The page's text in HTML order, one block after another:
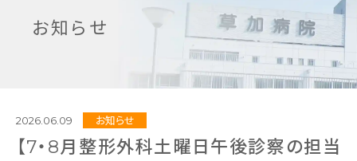
お知らせ
2026.06.09 お知らせ
【7・8月整形外科土曜日午後診察の担当